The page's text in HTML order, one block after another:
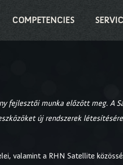
COMPETENCIES
fejlesztői munka előzött meg. A
új rendszerek
valamint a RHN Satellite